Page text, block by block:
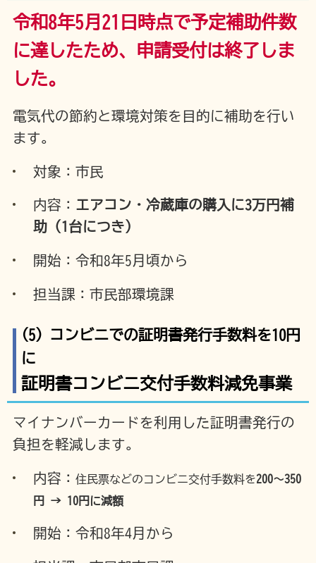
令和8年5月21日時点で予定補助件数
に達したため、申請受付は終了しま
した。
電気代の節約と環境対策を目的に補助を行い
ます。
対象：市民
内容： エアコン・冷蔵庫の購入に3万円補
助（1台につき）
開始：令和8年5月頃から
担当課：市民部環境課
(5) コンビニでの証明書発行手数料を10円
に
証明書コンビニ交付手数料減免事業
マイナンバーカードを利用した証明書発行の
負担を軽減します。
内容：住民票などのコンビニ交付手数料を200〜350
円 → 10円に減額
開始：令和8年4月から